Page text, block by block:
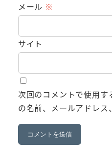
メール ※
サイト
次回のコメントで使用
の名前、メールアドレス